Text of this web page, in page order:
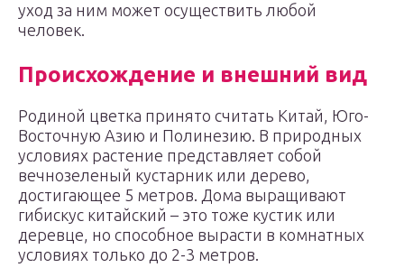
уход за ним может осуществить любой
человек.
Происхождение и внешний вид
Родиной цветка принято считать Китай, Юго-
Восточную Азию и Полинезию. В природных
условиях растение представляет собой
вечнозеленый кустарник или дерево,
достигающее 5 метров. Дома выращивают
гибискус китайский – это тоже кустик или
деревце, но способное вырасти в комнатных
условиях только до 2-3 метров.